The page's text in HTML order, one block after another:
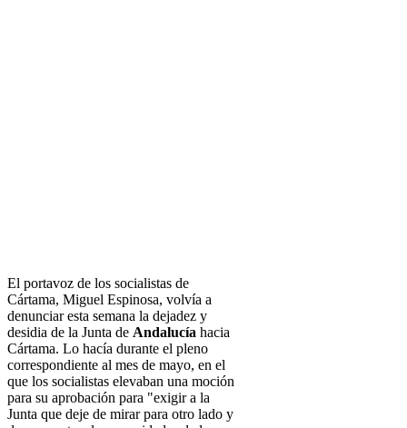
El portavoz de los socialistas de
Cártama, Miguel Espinosa, volvía a
denunciar esta semana la dejadez y
desidia de la Junta de Andalucía hacia
Cártama. Lo hacía durante el pleno
correspondiente al mes de mayo, en el
que los socialistas elevaban una moción
para su aprobación para "exigir a la
Junta que deje de mirar para otro lado y